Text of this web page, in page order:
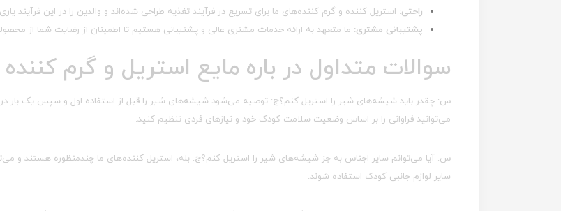
راحتی: استریل کننده و گرم کننده‌های ما برای تسریع در فرآیند تغذیه طراحی شده‌اند و والدین را در این فرآیند
پشتیبانی مشتری: ما متعهد به ارائه خدمات مشتری عالی و پشتیبانی هستیم تا اطمینان از رضایت شما از
سوالات متداول در باره مایع استریل و گرم
س: چقدر باید شیشه‌های شیر را استریل کنم؟ج: توصیه می‌شود شیشه‌های شیر را قبل از استفاده اول و سپس یک بار در
می‌توانید فراوانی را بر اساس وضعیت سلامت کودک خود و نیازهای فردی تنظیم کنید.
س: آیا می‌توانم سایر اجناس به جز شیشه‌های شیر را استریل کنم؟ج: بله، استریل کننده‌های ما چندمنظوره هستند و
سایر لوازم جانبی کودک استفاده شوند.